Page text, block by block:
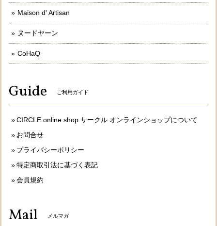
Maison d' Artisan
ヌードヤーン
CoHaQ
Guide ご利用ガイド
CIRCLE online shop サークル オンラインショップについて
お問合せ
プライバシーポリシー
特定商取引法に基づく表記
会員規約
Mail メルマガ